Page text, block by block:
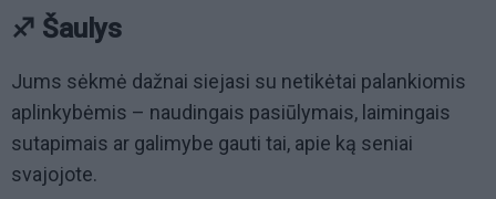
♐ Šaulys
Jums sėkmė dažnai siejasi su netikėtai palankiomis
aplinkybėmis – naudingais pasiūlymais, laimingais
sutapimais ar galimybe gauti tai, apie ką seniai
svajojote.